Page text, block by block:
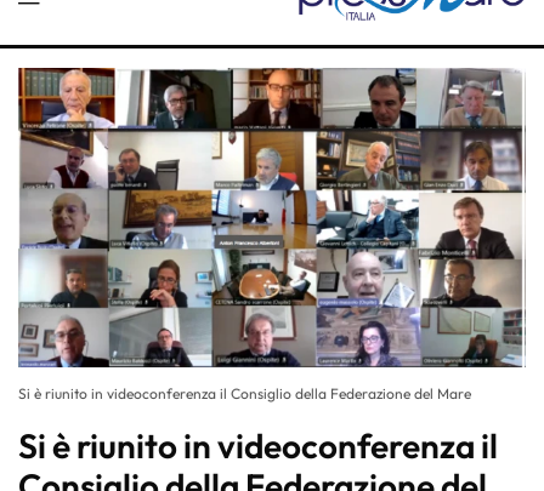
Si è riunito in videoconferenza il Consiglio della Federazione del Mare
Si è riunito in videoconferenza il